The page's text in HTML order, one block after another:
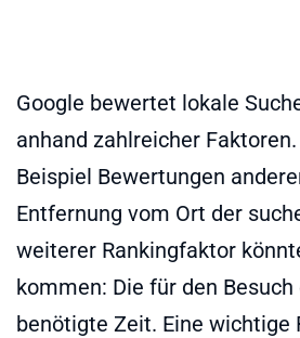
Google bewertet lokale
anhand zahlreicher
Beispiel Bewertungen
Entfernung vom Ort der
weiterer Rankingfaktor
kommen: Die für den
benötigte Zeit. Eine wichtige